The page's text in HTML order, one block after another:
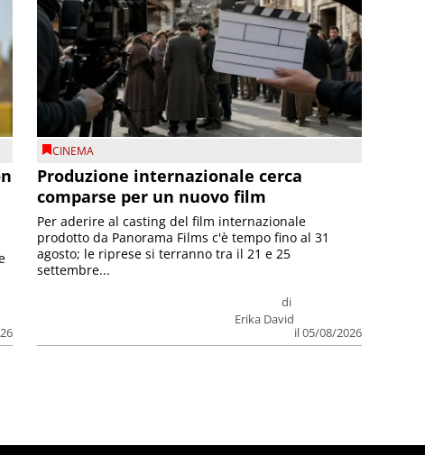
CINEMA
Produzione internazionale cerca
comparse per un nuovo film
di
Erika David
il 05/08/2026
Per aderire al casting del film internazionale
prodotto da Panorama Films c'è tempo fino al 31
agosto; le riprese si terranno tra il 21 e 25
settembre...